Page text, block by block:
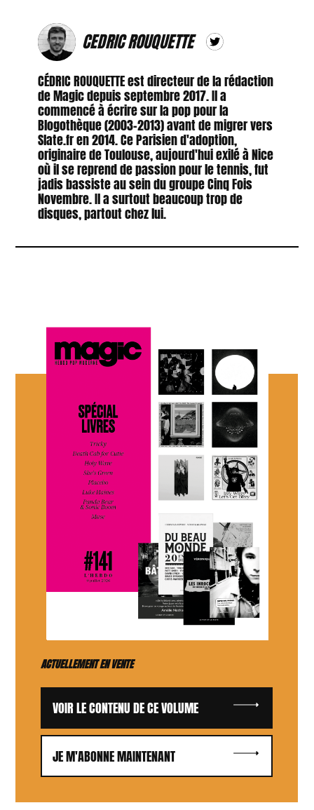
CEDRIC ROUQUETTE
CÉDRIC ROUQUETTE est directeur de la rédaction
de Magic depuis septembre 2017. Il a
commencé à écrire sur la pop pour la
Blogothèque (2003-2013) avant de migrer vers
Slate.fr en 2014. Ce Parisien d'adoption,
originaire de Toulouse, aujourd'hui exilé à Nice
où il se reprend de passion pour le tennis, fut
jadis bassiste au sein du groupe Cinq Fois
Novembre. Il a surtout beaucoup trop de
disques, partout chez lui.
ACTUELLEMENT EN VENTE
VOIR LE CONTENU DE CE VOLUME
JE M'ABONNE MAINTENANT